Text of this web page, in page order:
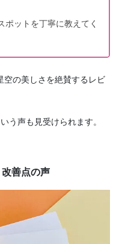
ポットを丁寧に教えてく
空の美しさを絶賛するレビ
いう声も見受けられます。
善点の声